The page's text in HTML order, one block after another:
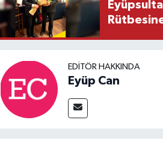
EDITÖR HAKKINDA
Eyüp Can